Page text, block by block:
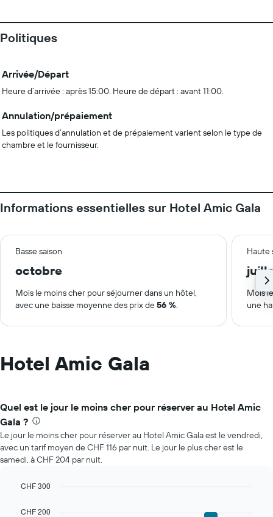
Politiques
Arrivée/Départ
Heure d’arrivée : après 15:00. Heure de départ : avant 11:00.
Annulation/prépaiement
Les politiques d’annulation et de prépaiement varient selon le type de
chambre et le fournisseur.
Informations essentielles sur Hotel Amic Gala
Basse saison Haute
octobre
Mois le moins cher pour séjourner dans un hôtel,
avec une baisse moyenne des prix de56 %.
Mois
une
Hotel Amic Gala
Quel est le jour le moins cher pour réserver au Hotel Amic
Gala ?
Le jour le moins cher pour réserver au Hotel Amic Gala est le vendredi,
avec un tarif moyen de CHF 116 par nuit. Le jour le plus cher est le
samedi, à CHF 204 par nuit.
chart
graphic.
CHF 200
CHF 300